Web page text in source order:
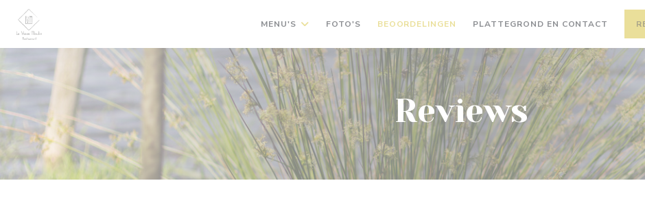
Cookies beheer paneel
MENU'S FOTO'S BEOORDELINGEN PLATTEGROND EN CONTACT
Reviews